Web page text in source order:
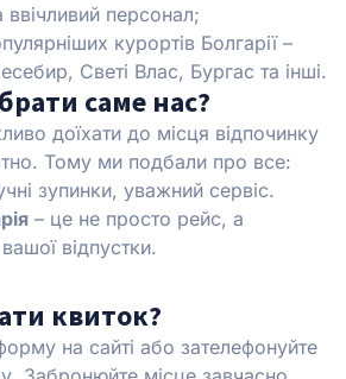
ввічливий персонал;
курортів Болгарії –
Светі Влас, Бургас та інші.
саме нас?
доїхати до місця відпочинку
Тому ми подбали про все:
зупинки, уважний сервіс.
– це не просто рейс, а
відпустки.
квиток?
на сайті або зателефонуйте